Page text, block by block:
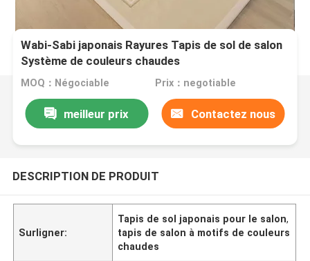
Wabi-Sabi japonais Rayures Tapis de sol de salon
Système de couleurs chaudes
MOQ：Négociable Prix：negotiable
meilleur prix Contactez nous
DESCRIPTION DE PRODUIT
Surligner:
Tapis de sol japonais pour le salon,
tapis de salon à motifs de couleurs
chaudes